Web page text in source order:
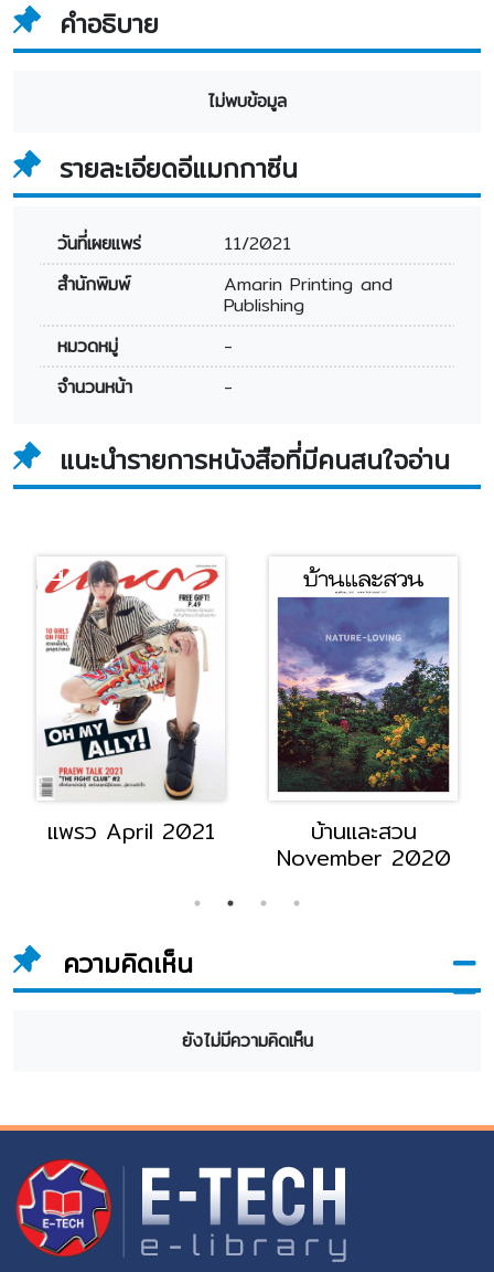
คำอธิบาย
ไม่พบข้อมูล
รายละเอียดอีแมกกาซีน
วันที่เผยแพร่
11/2021
สำนักพิมพ์
Amarin Printing and
Publishing
หมวดหมู่
-
จำนวนหน้า
-
แนะนำรายการหนังสือที่มีคนสนใจอ่าน
แพรว April 2021 บ้านและสวน
November 2020
ความคิดเห็น
ยังไม่มีความคิดเห็น